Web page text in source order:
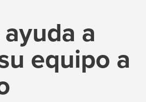
ayuda a
equipo a